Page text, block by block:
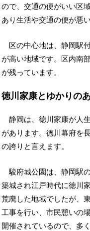
ので、交通の便がいい区
あり生活や交通の便が悪
区の中心地は、静岡駅
が高い地域です。区内南
が残っています。
徳川家康とゆかりの
静岡は、徳川家康が人
があります。徳川幕府を
の誇りと言えます。
駿府城公園は、静岡駅
築城され江戸時代に徳川
荒廃した地域でしたが、
工事を行い、市民憩いの
開催されているので、多